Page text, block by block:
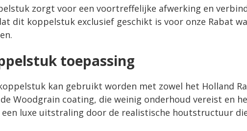
zorgt voor een voortreffelijke afwerking en
dit koppelstuk exclusief geschikt is voor onze Rabat
toepassing
kan gebruikt worden met zowel het Holland
Woodgrain coating, die weinig onderhoud vereist en
een luxe uitstraling door de realistische houtstructuur